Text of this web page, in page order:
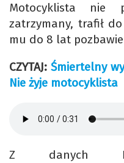
Motocyklista nie
zatrzymany, trafił
mu do 8 lat
CZYTAJ: Śmiertelny
Nie żyje motocyklista
Z danych